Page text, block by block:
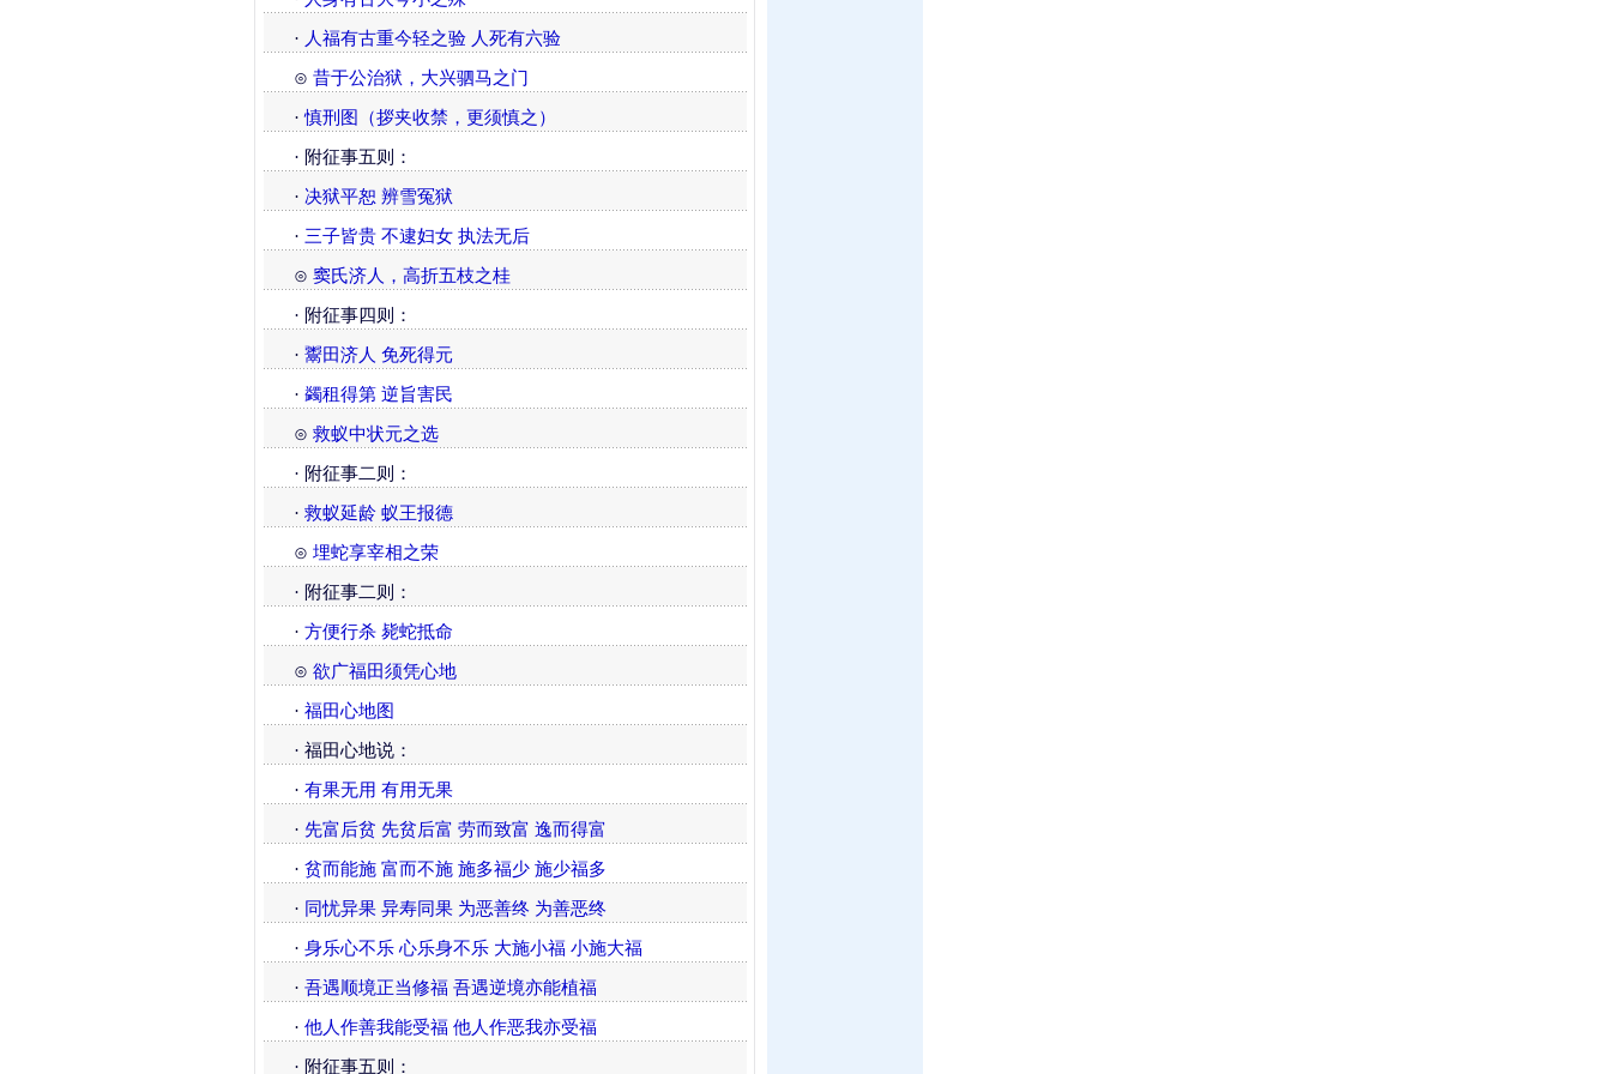
· 人福有古重今轻之验 人死有六验
⊙ 昔于公治狱，大兴驷马之门
·慎刑图（拶夹收禁，更须慎之）
· 附征事五则：
· 决狱平恕 辨雪冤狱
· 三子皆贵 不逮妇女 执法无后
⊙ 窦氏济人，高折五枝之桂
· 附征事四则：
· 鬻田济人 免死得元
· 蠲租得第 逆旨害民
⊙ 救蚁中状元之选
· 附征事二则：
· 救蚁延龄 蚁王报德
⊙ 埋蛇享宰相之荣
· 附征事二则：
· 方便行杀 毙蛇抵命
⊙ 欲广福田须凭心地
· 福田心地图
· 福田心地说：
· 有果无用 有用无果
· 先富后贫 先贫后富 劳而致富 逸而得富
· 贫而能施 富而不施 施多福少 施少福多
· 同忧异果 异寿同果 为恶善终 为善恶终
· 身乐心不乐 心乐身不乐 大施小福 小施大福
· 吾遇顺境正当修福 吾遇逆境亦能植福
· 他人作善我能受福 他人作恶我亦受福
· 附征事五则：